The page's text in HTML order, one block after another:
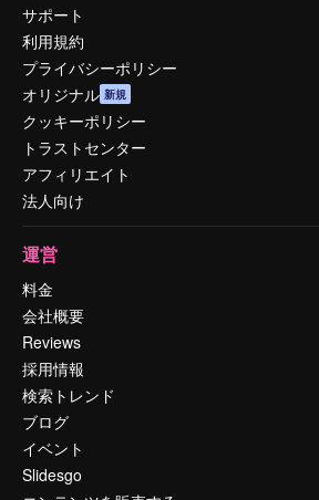
サポート
利用規約
プライバシーポリシー
オリジナル 新規
クッキーポリシー
トラストセンター
アフィリエイト
法人向け
運営
料金
会社概要
Reviews
採用情報
検索トレンド
ブログ
イベント
Slidesgo